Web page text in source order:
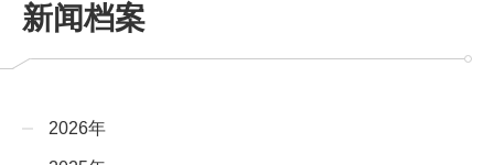
新闻档案
2026年